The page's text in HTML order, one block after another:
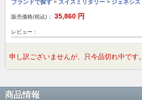
ブランドで探す > スイスミリタリー > ジェネシス
販売価格(税込)： 35,860 円
レビュー：
申し訳ございませんが、只今品切れ中です。
商品情報